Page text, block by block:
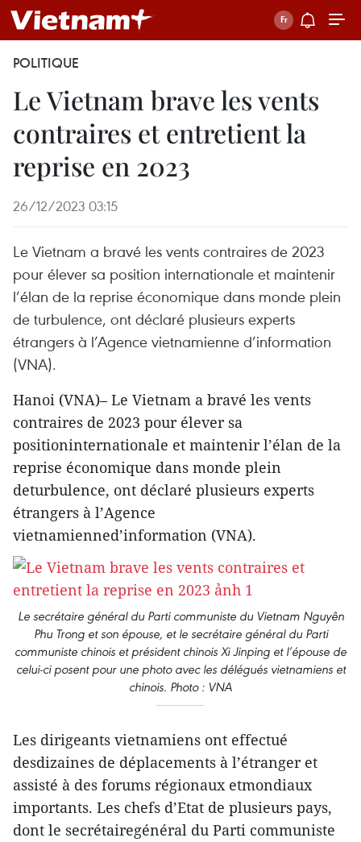
POLITIQUE
Le Vietnam brave les vents
contraires et entretient la
reprise en 2023
26/12/2023 03:15
Le Vietnam a bravé les vents contraires de 2023
pour élever sa position internationale et maintenir
l’élan de la reprise économique dans monde plein
de turbulence, ont déclaré plusieurs experts
étrangers à l’Agence vietnamienne d’information
(VNA).
Hanoi (VNA)– Le Vietnam a bravé les vents
contraires de 2023 pour élever sa
positioninternationale et maintenir l’élan de la
reprise économique dans monde plein
deturbulence, ont déclaré plusieurs experts
étrangers à l’Agence
vietnamienned’information (VNA).
Le secrétaire général du Parti communiste du Vietnam Nguyên
Phu Trong et son épouse, et le secrétaire général du Parti
communiste chinois et président chinois Xi Jinping et l’épouse de
celui-ci posent pour une photo avec les délégués vietnamiens et
chinois. Photo : VNA
Les dirigeants vietnamiens ont effectué
desdizaines de déplacements à l’étranger et
assisté à des forums régionaux etmondiaux
importants. Les chefs d’Etat de plusieurs pays,
dont le secrétairegénéral du Parti communiste